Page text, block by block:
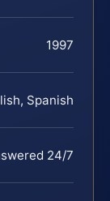
1997
Spanish
24/7